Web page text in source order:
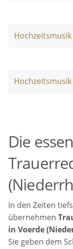
Die
In den Zeiten
übernehmen
in Voerde
Sie geben dem